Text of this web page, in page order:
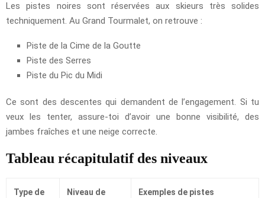
Les pistes noires sont réservées aux skieurs très solides
techniquement. Au Grand Tourmalet, on retrouve :
Piste de la Cime de la Goutte
Piste des Serres
Piste du Pic du Midi
Ce sont des descentes qui demandent de l’engagement. Si tu
veux les tenter, assure-toi d’avoir une bonne visibilité, des
jambes fraîches et une neige correcte.
Tableau récapitulatif des niveaux
Type de
Niveau de
Exemples de pistes